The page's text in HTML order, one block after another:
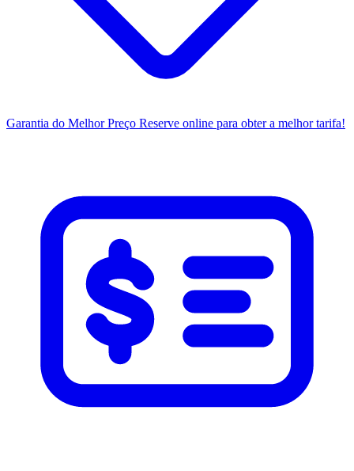
Garantia do Melhor Preço Reserve online para obter a melhor tarifa!